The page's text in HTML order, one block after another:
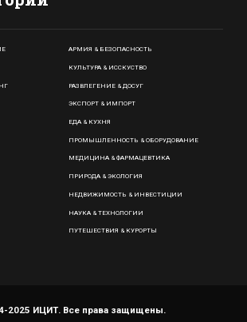
АРМИЯ & БЕЗОПАСНОСТЬ
КУЛЬТУРА & ИССКУСТВО
РАЗВЛЕГЕНИЕ & ДОСУГ
ЭКСПОРТ & ИМПОРТ
ЕДА & КУХНЯ
ПРОМЫШЛЕННОСТЬ & ОБОРУДОВАНИЕ
МЕДИЦИНА & ФАРМАЦЕВТИКА
ПРИРОДА & ЭКОЛОГИЯ
НЕДВИЖИМОСТЬ & ИНВЕСТИЦИИ
НАУКА & ТЕХНОЛОГИИ
ПУТЕШЕСТВИЯ & КУРОРТЫ
2025 ИЦИТ. Все права защищены.